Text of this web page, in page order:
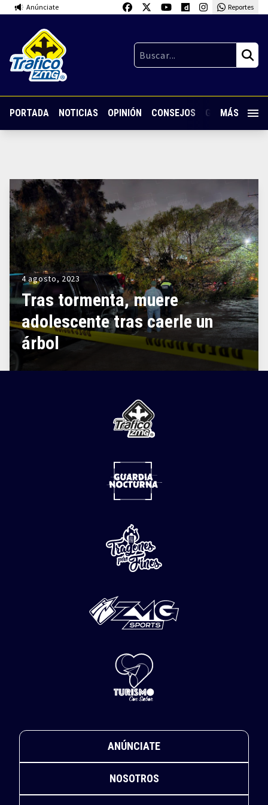
Anúnciate Reportes
PORTADA NOTICIAS OPINIÓN CONSEJOS GUARDIA
MÁS
4 agosto, 2023
Tras tormenta, muere
adolescente tras caerle un
árbol
ANÚNCIATE
NOSOTROS